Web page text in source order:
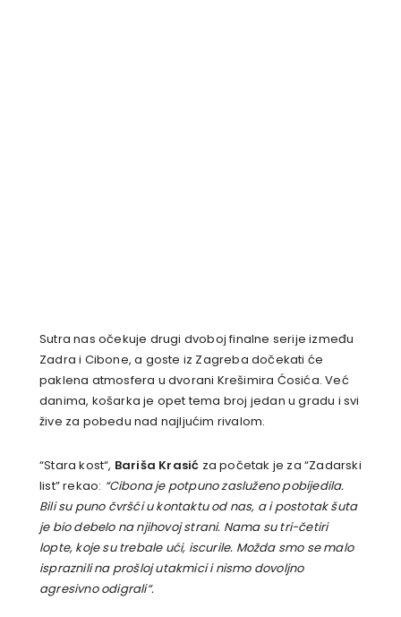
Sutra nas očekuje drugi dvoboj finalne serije između
Zadra i Cibone, a goste iz Zagreba dočekati će
paklena atmosfera u dvorani Krešimira Ćosića. Već
danima, košarka je opet tema broj jedan u gradu i svi
žive za pobedu nad najljućim rivalom.
“Stara kost“, Bariša Krasić za početak je za “Zadarski
list” rekao: “Cibona je potpuno zasluženo pobijedila.
Bili su puno čvršći u kontaktu od nas, a i postotak šuta
je bio debelo na njihovoj strani. Nama su tri-četiri
lopte, koje su trebale ući, iscurile. Možda smo se malo
ispraznili na prošloj utakmici i nismo dovoljno
agresivno odigrali“.